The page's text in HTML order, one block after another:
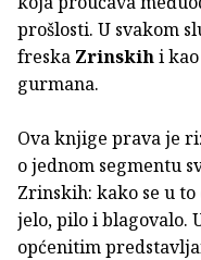
prošlosti. U svakom
freska Zrinskihi
gurmana.
Ova knjige prava je
o jednom segmentu
Zrinskih: kako se u
jelo, pilo i blagovalo.
općenitim